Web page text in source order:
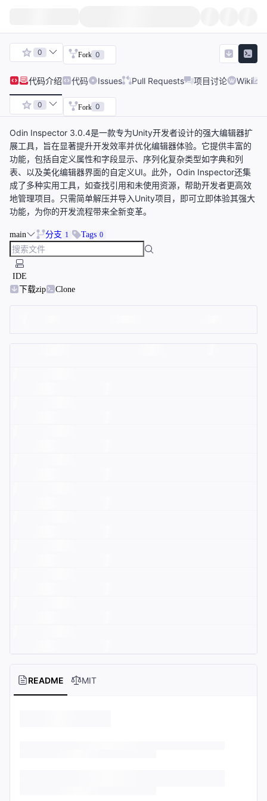
0 Fork 0
代码介绍 代码 Issues Pull Requests 项目讨论 Wiki
0 Fork 0
Odin Inspector 3.0.4是一款专为Unity开发者设计的强大编辑器扩
展工具，旨在显著提升开发效率并优化编辑器体验。它提供丰富的
功能，包括自定义属性和字段显示、序列化复杂类型如字典和列
表、以及美化编辑器界面的自定义UI。此外，Odin Inspector还集
成了多种实用工具，如查找引用和未使用资源，帮助开发者更高效
地管理项目。只需简单解压并导入Unity项目，即可立即体验其强大
功能，为你的开发流程带来全新变革。
main 分支 1 Tags 0
IDE
下载zip
Clone
README MIT